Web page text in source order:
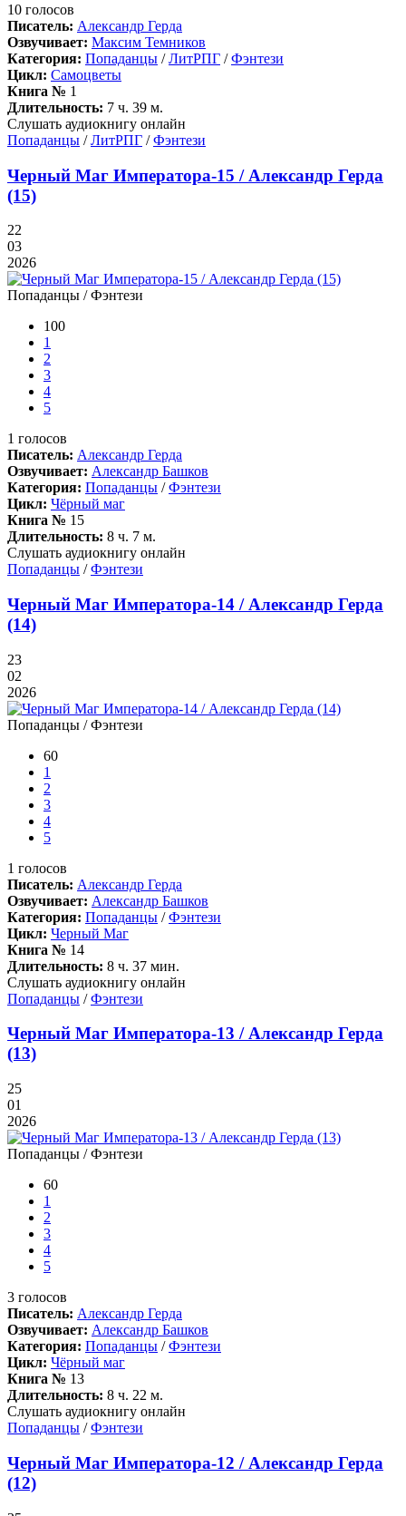
10 голосов
Писатель: Александр Герда
Озвучивает: Максим Темников
Категория: Попаданцы /ЛитРПГ /Фэнтези
Цикл: Самоцветы
Книга № 1
Длительность: 7 ч. 39 м.
Слушать аудиокнигу онлайн
Попаданцы /ЛитРПГ /Фэнтези
Черный Маг Императора-15 / Александр Герда
(15)
22
03
2026
Попаданцы / Фэнтези
100
1
2
3
4
5
1 голосов
Писатель: Александр Герда
Озвучивает: Александр Башков
Категория: Попаданцы /Фэнтези
Цикл: Чёрный маг
Книга № 15
Длительность: 8 ч. 7 м.
Слушать аудиокнигу онлайн
Попаданцы /Фэнтези
Черный Маг Императора-14 / Александр Герда
(14)
23
02
2026
Попаданцы / Фэнтези
60
1
2
3
4
5
1 голосов
Писатель: Александр Герда
Озвучивает: Александр Башков
Категория: Попаданцы /Фэнтези
Цикл: Черный Маг
Книга № 14
Длительность: 8 ч. 37 мин.
Слушать аудиокнигу онлайн
Попаданцы /Фэнтези
Черный Маг Императора-13 / Александр Герда
(13)
25
01
2026
Попаданцы / Фэнтези
60
1
2
3
4
5
3 голосов
Писатель: Александр Герда
Озвучивает: Александр Башков
Категория: Попаданцы /Фэнтези
Цикл: Чёрный маг
Книга № 13
Длительность: 8 ч. 22 м.
Слушать аудиокнигу онлайн
Попаданцы /Фэнтези
Черный Маг Императора-12 / Александр Герда
(12)